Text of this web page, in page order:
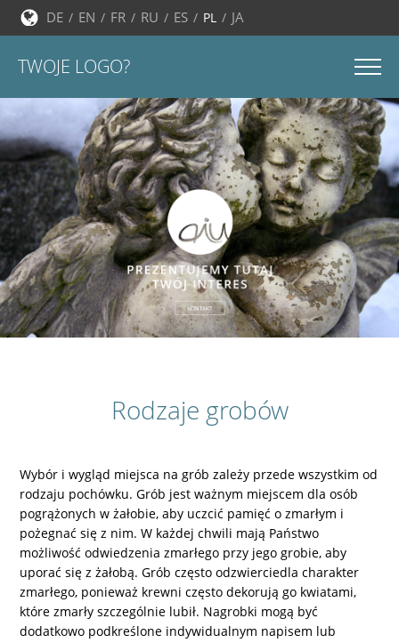
DE EN FR RU ES PL JA
TWOJE LOGO?
Rodzaje grobów
Wybór i wygląd miejsca na grób zależy przede wszystkim od
rodzaju pochówku. Grób jest ważnym miejscem dla osób
pogrążonych w żałobie, aby uczcić pamięć o zmarłym i
pożegnać się z nim. W każdej chwili mają Państwo
możliwość odwiedzenia zmarłego przy jego grobie, aby
uporać się z żałobą. Grób często odzwierciedla charakter
zmarłego, ponieważ krewni często dekorują go kwiatami,
które zmarły szczególnie lubił. Nagrobki mogą być
dodatkowo podkreślone indywidualnym napisem lub